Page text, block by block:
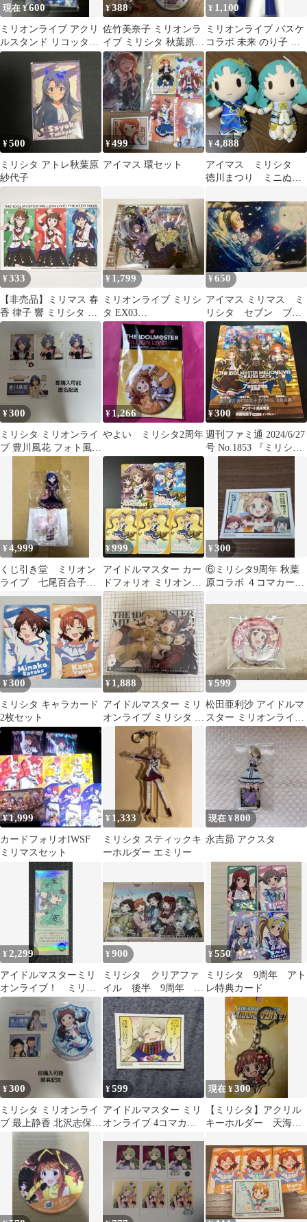
現在 ¥600
ミリオンライブ アクリ
ルスタンド リコッタ
Eternal Harmony
¥388
佐竹美奈子 ミリオンラ
イブ ミリシタ 秋葉原
缶バッジ ラバスト
¥ 1,100
ミリオンライブ バスケ
コラボ 未来 のり子 環
島根 スサノオマジック
応援
¥500
ミリシタ アトレ秋葉原
紗代子
¥499
アイマス 環セット
¥4,888
アイマス ミリシタ
徳川まつり ミニぬい
¥333
【非売品】ミリマス 春
香 律子 響 ミリシタ 特
典 ポストカード
¥1,799
ミリオンライブ ミリシ
タ EX03
FAITH/TO/FAITH
¥650
アイマス ミリマス ミ
リシタ セブン ブロ
マイド ノーマル エ
ミリー
¥300
ミリシタ ミリオンライ
ブ 豊川風花 フォト風カ
¥ 1,266
やよい ミリシタ2周年
¥300
週刊ファミ通 2024/6/27
号 No.1853 『ミリシ
¥4,999
くじ引き堂 ミリオン
ライブ 七尾百合子
アクリルスタンド
¥999
アイドルマスター カー
ドフォリオ ミリオンラ
イブ！ 箱崎星梨花
¥300
⑥ミリシタ9周年 秋葉
原コラボ ４コマカード
¥300
ミリシタ キャラカード
2枚セット
¥ 1,888
アイドルマスター ミリ
オンライブ ミリシタ く
じ パネル
¥599
松田亜利沙 アイドルマ
スター ミリオンライブ
ミリシタ 9周年 缶バッ
ジ
¥1,999
カードフォリオIWSF
ミリマスセット
¥ 1,333
ミリシタ スティックキ
ーホルダー エミリー
現在 ¥800
永吉昴 アクスタ
¥ 2,299
アイドルマスターミリ
オンライブ！ ミリシ
タ9th チケット風カー
ド 徳川まつり
¥900
ミリシタ クリアファ
イル 後半 9周年 秋
葉原 スタンプラリー
アイドルマスター
¥550
ミリシタ 9周年 アト
レ特典カード
¥300
ミリシタ ミリオンライ
ブ 最上静香 北沢志保
フォト風カード チェキ
名刺カード
¥599
アイドルマスター ミリ
オンライブ 4コマカー
現在 ¥300
【ミリシタ】アクリル
キーホルダー 天海春